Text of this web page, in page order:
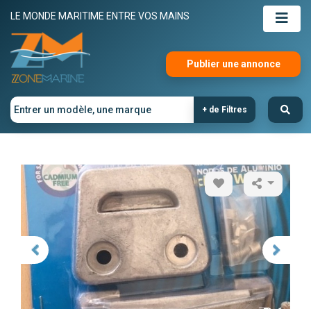
LE MONDE MARITIME ENTRE VOS MAINS
Publier une annonce
+ de Filtres